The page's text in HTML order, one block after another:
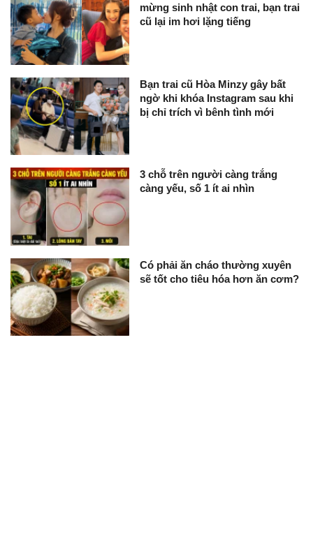
mừng sinh nhật con trai, bạn trai
cũ lại im hơi lặng tiếng
Bạn trai cũ Hòa Minzy gây bất
ngờ khi khóa Instagram sau khi
bị chỉ trích vì bênh tình mới
3 chỗ trên người càng trắng
càng yếu, số 1 ít ai nhìn
Có phải ăn cháo thường xuyên
sẽ tốt cho tiêu hóa hơn ăn cơm?